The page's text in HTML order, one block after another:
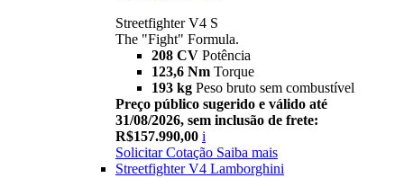
Streetfighter V4 S
The "Fight" Formula.
208 CV Potência
123,6 Nm Torque
193 kg Peso bruto sem combustível
Preço público sugerido e válido até
31/08/2026, sem inclusão de frete:
R$157.990,00 i
Solicitar Cotação Saiba mais
Streetfighter V4 Lamborghini